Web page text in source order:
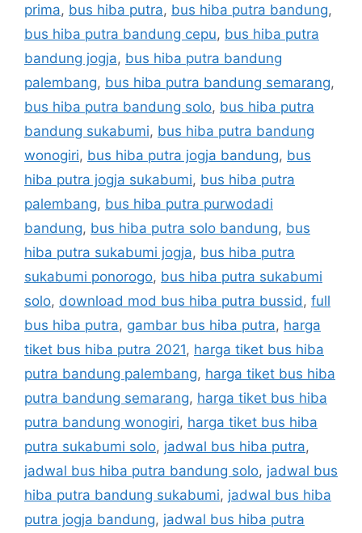
prima, bus hiba putra, bus hiba putra bandung,
bus hiba putra bandung cepu, bus hiba putra
bandung jogja, bus hiba putra bandung
palembang, bus hiba putra bandung semarang,
bus hiba putra bandung solo, bus hiba putra
bandung sukabumi, bus hiba putra bandung
wonogiri, bus hiba putra jogja bandung, bus
hiba putra jogja sukabumi, bus hiba putra
palembang, bus hiba putra purwodadi
bandung, bus hiba putra solo bandung, bus
hiba putra sukabumi jogja, bus hiba putra
sukabumi ponorogo, bus hiba putra sukabumi
solo, download mod bus hiba putra bussid , full
bus hiba putra, gambar bus hiba putra, harga
tiket bus hiba putra 2021, harga tiket bus hiba
putra bandung palembang, harga tiket bus hiba
putra bandung semarang, harga tiket bus hiba
putra bandung wonogiri, harga tiket bus hiba
putra sukabumi solo, jadwal bus hiba putra,
jadwal bus hiba putra bandung solo, jadwal bus
hiba putra bandung sukabumi, jadwal bus hiba
putra jogja bandung, jadwal bus hiba putra